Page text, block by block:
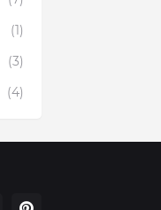
(1)
(3)
(4)